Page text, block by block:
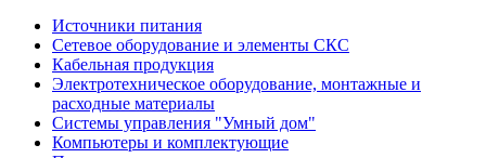
Источники питания
Сетевое оборудование и элементы СКС
Кабельная продукция
Электротехническое оборудование, монтажные и
расходные материалы
Системы управления "Умный дом"
Компьютеры и комплектующие